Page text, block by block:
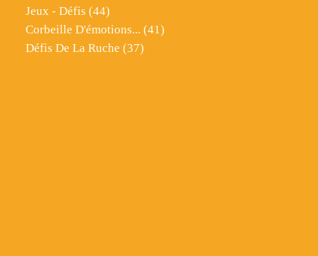
Jeux - Défis (44)
Corbeille D'émotions... (41)
Défis De La Ruche (37)